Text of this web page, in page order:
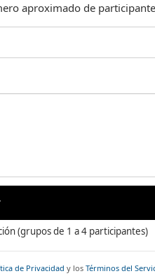
aproximado de
(grupos de 1 a 4 participantes)
de Privacidad y los Términos del